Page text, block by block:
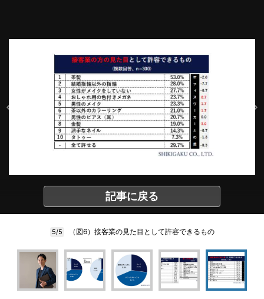
記事に戻る
5/5 （図6）接客業の見た目として許容できるもの